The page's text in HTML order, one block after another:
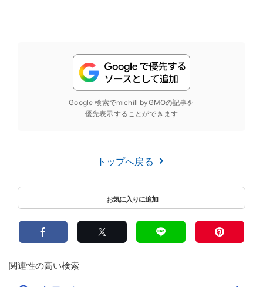
Google 検索でmichill byGMOの記事を
優先表示することができます
トップへ戻る